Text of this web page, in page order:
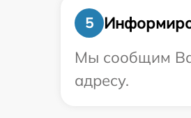
5
Мы сообщим
адресу.